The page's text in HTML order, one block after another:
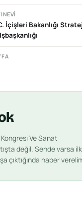
İçişleri Bakanlığı
Ve Sanat
değil. Sende varsa ilk
çıktığında haber